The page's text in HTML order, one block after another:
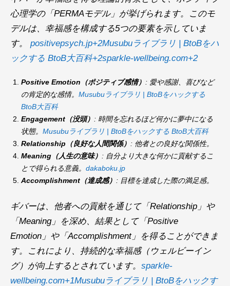
心理学の「PERMAモデル」が挙げられます。​このモ
デルは、幸福感を構成する5つの要素を示していま
す。 ​ positivepsych.jp+2Musubuライブラリ | BtoBをハ
ックする BtoB大百科+2sparkle-wellbeing.com+2
Positive Emotion（ポジティブ感情） : 愛や感謝、喜びなど
の肯定的な感情。​ Musubuライブラリ | BtoBをハックする
BtoB大百科
Engagement（没頭） : 時間を忘れるほど何かに夢中になる
状態。​ Musubuライブラリ | BtoBをハックする BtoB大百科
Relationship（良好な人間関係） : 他者との良好な関係性。​
Meaning（人生の意味） : 自分より大きな何かに貢献するこ
とで得られる意義。​ dakaboku.jp
Accomplishment（達成感） : 目標を達成した際の満足感。​
ギバーは、他者への貢献を通じて「Relationship」や
「Meaning」を深め、結果として「Positive
Emotion」や「Accomplishment」を得ることができま
す。​これにより、持続的な幸福感（ウェルビーイン
グ）が向上するとされています。​ sparkle-
wellbeing.com+1Musubuライブラリ | BtoBをハックす